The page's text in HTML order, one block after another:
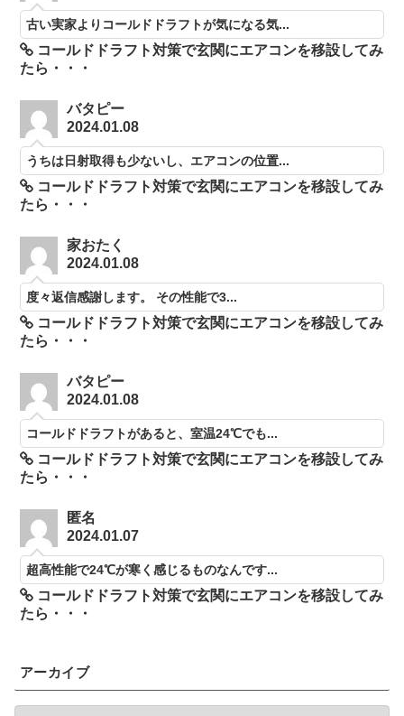
古い実家よりコールドドラフトが気になる気...
コールドドラフト対策で玄関にエアコンを移設してみ
たら・・・
バタピー
2024.01.08
うちは日射取得も少ないし、エアコンの位置...
コールドドラフト対策で玄関にエアコンを移設してみ
たら・・・
家おたく
2024.01.08
度々返信感謝します。 その性能で3...
コールドドラフト対策で玄関にエアコンを移設してみ
たら・・・
バタピー
2024.01.08
コールドドラフトがあると、室温24℃でも...
コールドドラフト対策で玄関にエアコンを移設してみ
たら・・・
匿名
2024.01.07
超高性能で24℃が寒く感じるものなんです...
コールドドラフト対策で玄関にエアコンを移設してみ
たら・・・
アーカイブ